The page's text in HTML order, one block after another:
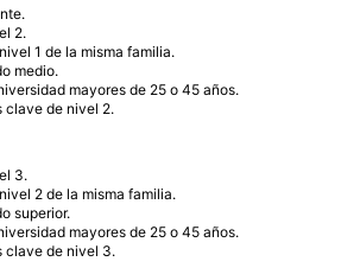
2.
1 de la misma familia.
medio.
mayores de 25 o 45 años.
clave de nivel 2.
3.
2 de la misma familia.
superior.
mayores de 25 o 45 años.
clave de nivel 3.